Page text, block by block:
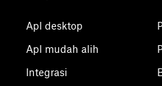
Apl desktop
Apl mudah alih
Integrasi